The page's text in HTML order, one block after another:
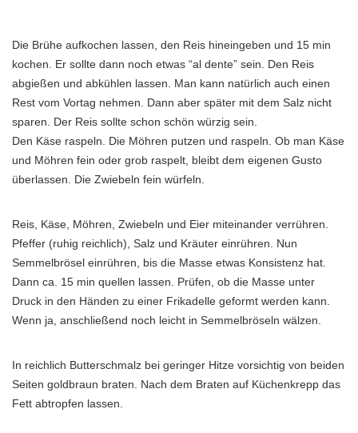
Die Brühe aufkochen lassen, den Reis hineingeben und 15 min
kochen. Er sollte dann noch etwas “al dente” sein. Den Reis
abgießen und abkühlen lassen. Man kann natürlich auch einen
Rest vom Vortag nehmen. Dann aber später mit dem Salz nicht
sparen. Der Reis sollte schon schön würzig sein.
Den Käse raspeln. Die Möhren putzen und raspeln. Ob man Käse
und Möhren fein oder grob raspelt, bleibt dem eigenen Gusto
überlassen. Die Zwiebeln fein würfeln.
Reis, Käse, Möhren, Zwiebeln und Eier miteinander verrühren.
Pfeffer (ruhig reichlich), Salz und Kräuter einrühren. Nun
Semmelbrösel einrühren, bis die Masse etwas Konsistenz hat.
Dann ca. 15 min quellen lassen. Prüfen, ob die Masse unter
Druck in den Händen zu einer Frikadelle geformt werden kann.
Wenn ja, anschließend noch leicht in Semmelbröseln wälzen.
In reichlich Butterschmalz bei geringer Hitze vorsichtig von beiden
Seiten goldbraun braten. Nach dem Braten auf Küchenkrepp das
Fett abtropfen lassen.